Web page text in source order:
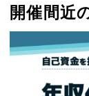
開催間近